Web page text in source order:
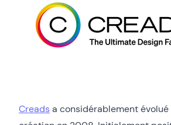
Creadsa considérablement évolué